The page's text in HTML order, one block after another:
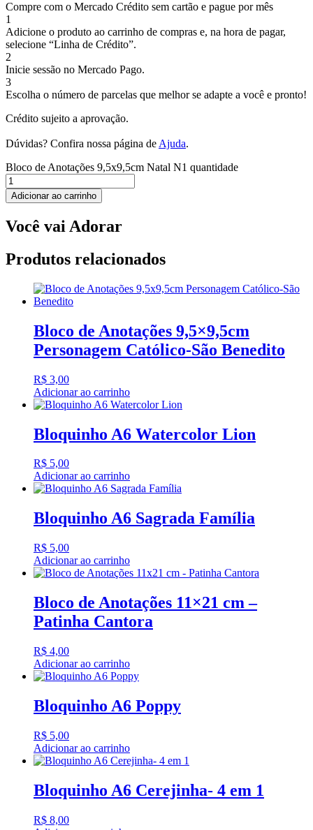
Compre com o Mercado Crédito sem cartão e pague por mês
1
Adicione o produto ao carrinho de compras e, na hora de pagar,
selecione “Linha de Crédito”.
2
Inicie sessão no Mercado Pago.
3
Escolha o número de parcelas que melhor se adapte a você e pronto!
Crédito sujeito a aprovação.
Dúvidas? Confira nossa página de Ajuda.
Bloco de Anotações 9,5x9,5cm Natal N1 quantidade
Adicionar ao carrinho
Você vai Adorar
Produtos relacionados
Bloco de Anotações 9,5×9,5cm
Personagem Católico-São Benedito
R$ 3,00
Adicionar ao carrinho
Bloquinho A6 Watercolor Lion
R$ 5,00
Adicionar ao carrinho
Bloquinho A6 Sagrada Família
R$ 5,00
Adicionar ao carrinho
Bloco de Anotações 11×21 cm –
Patinha Cantora
R$ 4,00
Adicionar ao carrinho
Bloquinho A6 Poppy
R$ 5,00
Adicionar ao carrinho
Bloquinho A6 Cerejinha- 4 em 1
R$ 8,00